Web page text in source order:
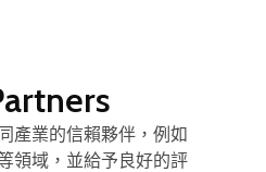
產業的信賴夥伴，例如
領域，並給予良好的評